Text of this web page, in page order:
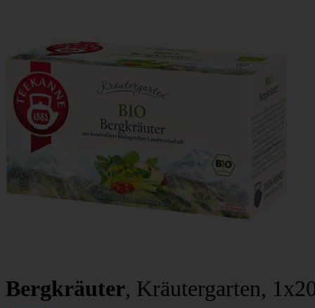
Bergkräuter, Kräutergarten,